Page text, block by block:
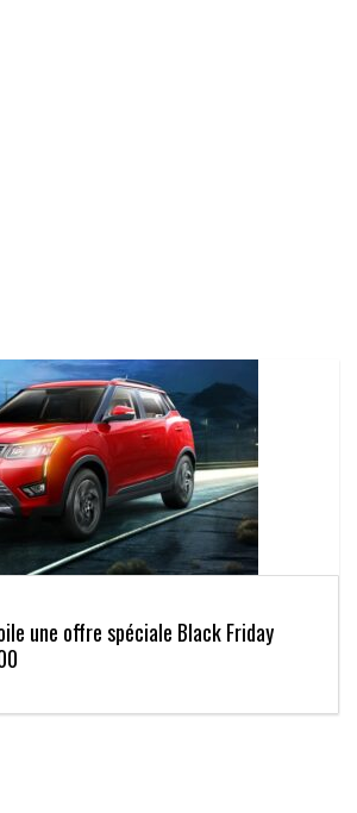
une offre spéciale Black Friday